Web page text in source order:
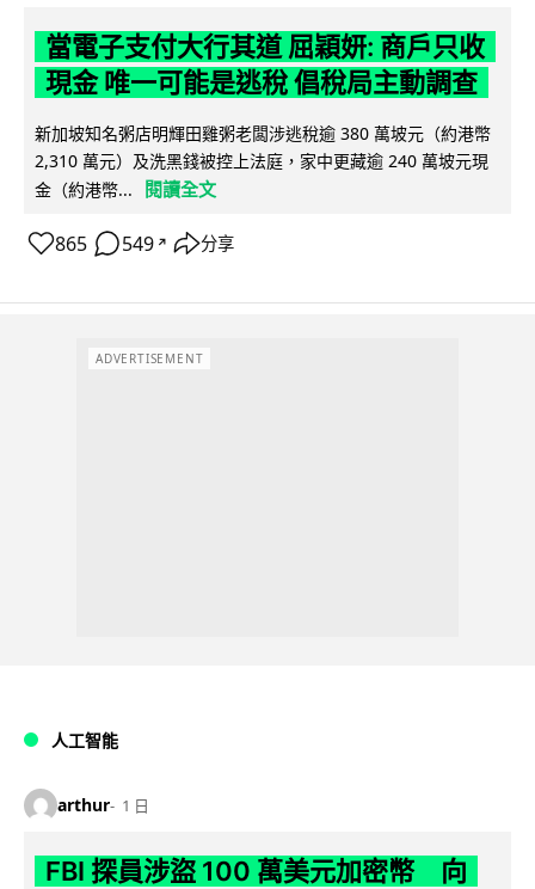
當電子支付大行其道 屈穎妍: 商戶只收
現金 唯一可能是逃稅 倡稅局主動調查
新加坡知名粥店明輝田雞粥老闆涉逃稅逾 380 萬坡元（約港幣
2,310 萬元）及洗黑錢被控上法庭，家中更藏逾 240 萬坡元現
金（約港幣...
閱讀全文
865 549 ↗ 分享
ADVERTISEMENT
人工智能
arthur 1 日
FBI 探員涉盜 100 萬美元加密幣 向